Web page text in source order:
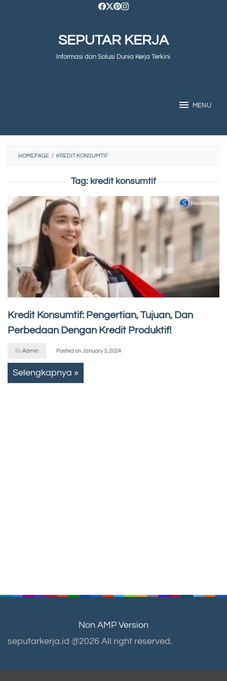
SEPUTAR KERJA
Informasi dan Solusi Dunia Kerja Terkini
MENU
HOMEPAGE / KREDIT KONSUMTIF
Tag: kredit konsumtif
Kredit Konsumtif: Pengertian, Tujuan, Dan
Perbedaan Dengan Kredit Produktif!
ByAdmin Posted onJanuary 3, 2024
Selengkapnya »
Non AMP Version
seputarkerja.id @2026 All right reserved.